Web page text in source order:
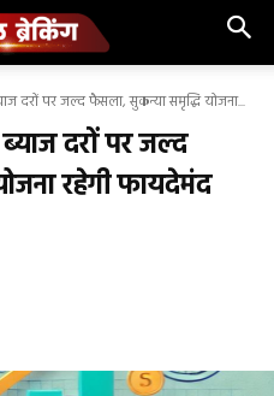
दरों पर जल्द फैसला, सुकन्या समृद्धि योजना...
दरों पर जल्द
रहेगी फायदेमंद